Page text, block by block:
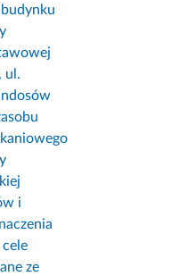
ul.
i
cele
ze